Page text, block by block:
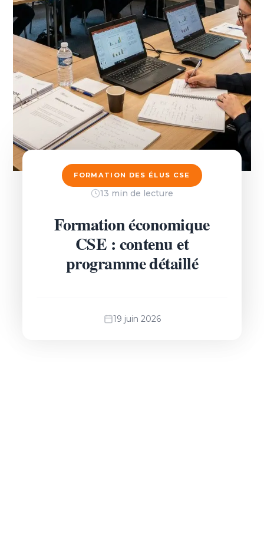
FORMATION DES ÉLUS CSE
13 min de lecture
Formation économique
CSE : contenu et
programme détaillé
19 juin 2026